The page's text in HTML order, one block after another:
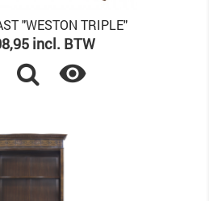
"WESTON TRIPLE"
incl. BTW
